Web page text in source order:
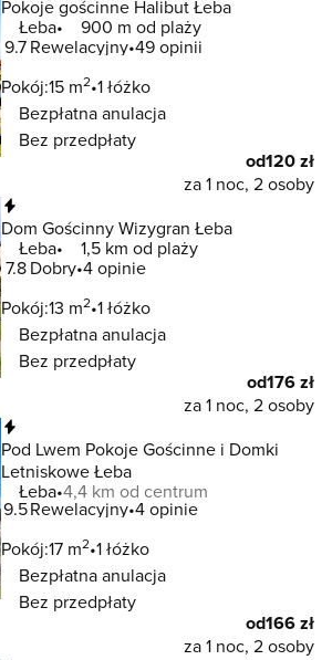
Pokoje gościnne Halibut Łeba
Łeba
900 m od plaży
9.7Rewelacyjny 49 opinii
Pokój:15 m2 1 łóżko
Bezpłatna anulacja
Bez przedpłaty
od120 zł
za 1 noc, 2 osoby
Dom Gościnny Wizygran Łeba
Łeba
1,5 km od plaży
7.8 Dobry 4 opinie
Pokój:13 m2 1 łóżko
Bezpłatna anulacja
Bez przedpłaty
od176 zł
za 1 noc, 2 osoby
Pod Lwem Pokoje Gościnne i Domki
Letniskowe Łeba
Łeba 4,4 km od centrum
9.5Rewelacyjny 4 opinie
Pokój:17 m2 1 łóżko
Bezpłatna anulacja
Bez przedpłaty
od166 zł
za 1 noc, 2 osoby